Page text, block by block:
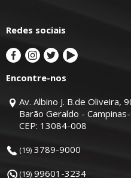
Redes sociais
Encontre-nos
Av. Albino J. B.de Oliveira,
Barão Geraldo - Campinas-
CEP: 13084-008
(19) 3789-9000
(19) 99601-3234